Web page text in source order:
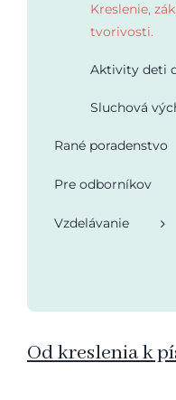
Kreslenie,
tvorivosti.
Aktivity deti
Sluchová
Rané poradenstvo
Pre odborníkov
Vzdelávanie
Od kreslenia k